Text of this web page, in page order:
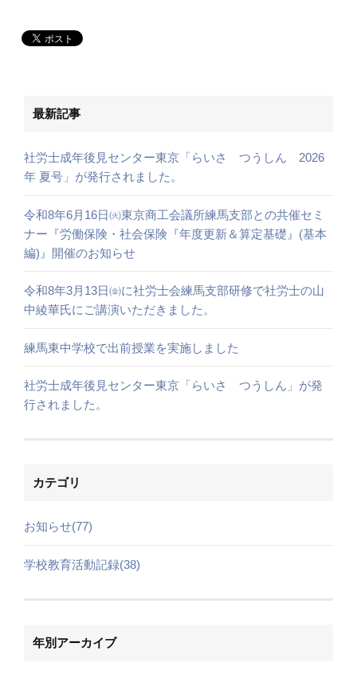
最新記事
社労士成年後見センター東京「らいさ つうしん 2026
年 夏号」が発行されました。
令和8年6月16日㈫東京商工会議所練馬支部との共催セミ
ナー『労働保険・社会保険『年度更新＆算定基礎』(基本
編)』開催のお知らせ
令和8年3月13日㈮に社労士会練馬支部研修で社労士の山
中綾華氏にご講演いただきました。
練馬東中学校で出前授業を実施しました
社労士成年後見センター東京「らいさ つうしん」が発
行されました。
カテゴリ
お知らせ(77)
学校教育活動記録(38)
年別アーカイブ